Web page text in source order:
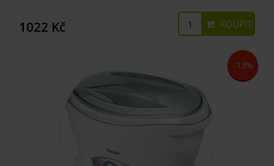
1022 Kč KOUPIT
-13%